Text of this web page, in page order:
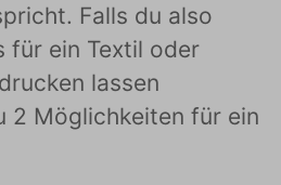
Falls du also
für ein Textil oder
lassen
2 Möglichkeiten für ein